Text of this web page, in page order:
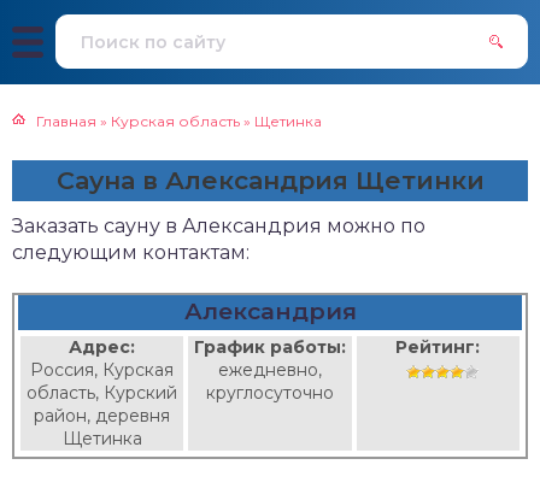
Главная » Курская область » Щетинка
Сауна в Александрия Щетинки
Заказать сауну в Александрия можно по
следующим контактам:
Александрия
Адрес:
Россия, Курская
область, Курский
район, деревня
Щетинка
График работы:
ежедневно,
круглосуточно
Рейтинг: